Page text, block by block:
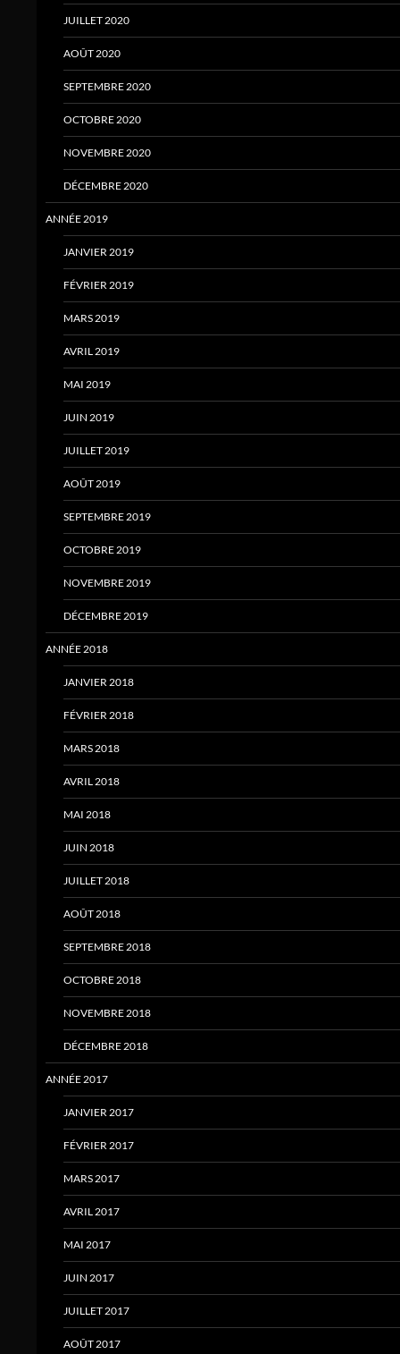
JUILLET 2020
AOÛT 2020
SEPTEMBRE 2020
OCTOBRE 2020
NOVEMBRE 2020
DÉCEMBRE 2020
ANNÉE 2019
JANVIER 2019
FÉVRIER 2019
MARS 2019
AVRIL 2019
MAI 2019
JUIN 2019
JUILLET 2019
AOÛT 2019
SEPTEMBRE 2019
OCTOBRE 2019
NOVEMBRE 2019
DÉCEMBRE 2019
ANNÉE 2018
JANVIER 2018
FÉVRIER 2018
MARS 2018
AVRIL 2018
MAI 2018
JUIN 2018
JUILLET 2018
AOÛT 2018
SEPTEMBRE 2018
OCTOBRE 2018
NOVEMBRE 2018
DÉCEMBRE 2018
ANNÉE 2017
JANVIER 2017
FÉVRIER 2017
MARS 2017
AVRIL 2017
MAI 2017
JUIN 2017
JUILLET 2017
AOÛT 2017